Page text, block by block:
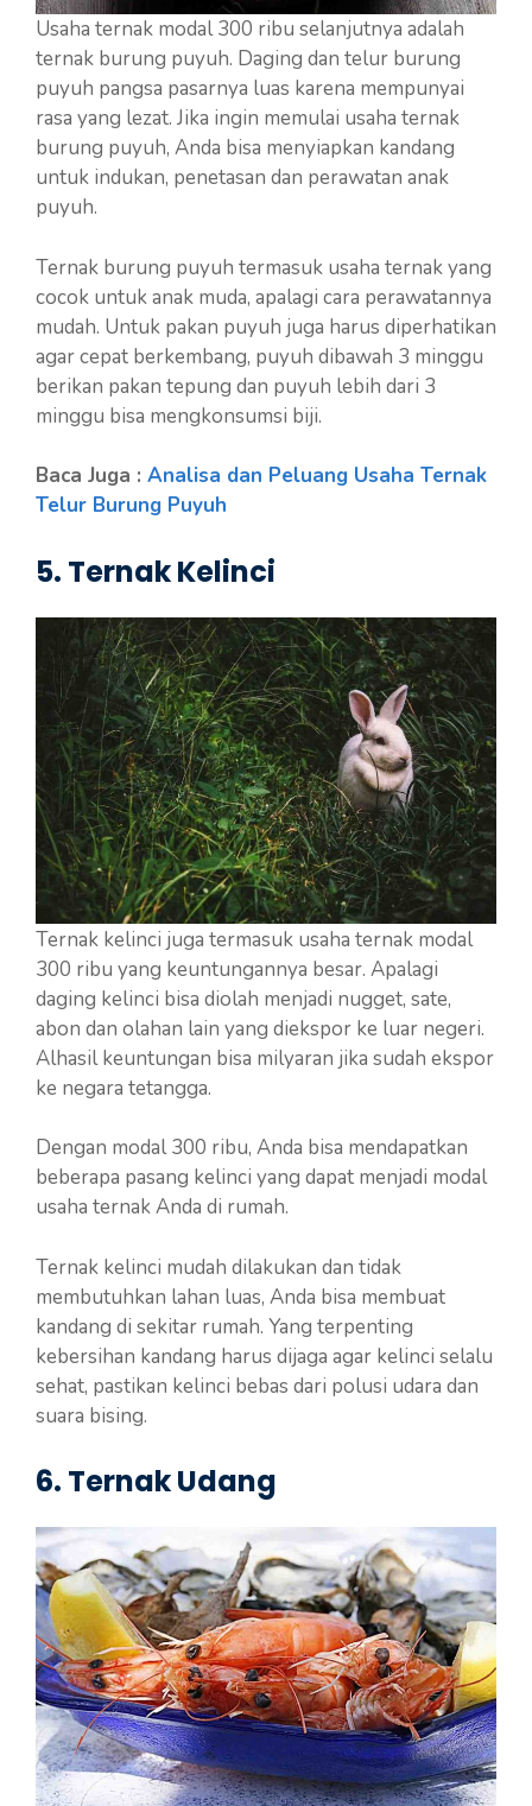
Usaha ternak modal 300 ribu selanjutnya adalah
ternak burung puyuh. Daging dan telur burung
puyuh pangsa pasarnya luas karena mempunyai
rasa yang lezat. Jika ingin memulai usaha ternak
burung puyuh, Anda bisa menyiapkan kandang
untuk indukan, penetasan dan perawatan anak
puyuh.
Ternak burung puyuh termasuk usaha ternak yang
cocok untuk anak muda, apalagi cara perawatannya
mudah. Untuk pakan puyuh juga harus diperhatikan
agar cepat berkembang, puyuh dibawah 3 minggu
berikan pakan tepung dan puyuh lebih dari 3
minggu bisa mengkonsumsi biji.
Baca Juga : Analisa dan Peluang Usaha Ternak
Telur Burung Puyuh
5. Ternak Kelinci
Ternak kelinci juga termasuk usaha ternak modal
300 ribu yang keuntungannya besar. Apalagi
daging kelinci bisa diolah menjadi nugget, sate,
abon dan olahan lain yang diekspor ke luar negeri.
Alhasil keuntungan bisa milyaran jika sudah ekspor
ke negara tetangga.
Dengan modal 300 ribu, Anda bisa mendapatkan
beberapa pasang kelinci yang dapat menjadi modal
usaha ternak Anda di rumah.
Ternak kelinci mudah dilakukan dan tidak
membutuhkan lahan luas, Anda bisa membuat
kandang di sekitar rumah. Yang terpenting
kebersihan kandang harus dijaga agar kelinci selalu
sehat, pastikan kelinci bebas dari polusi udara dan
suara bising.
6. Ternak Udang